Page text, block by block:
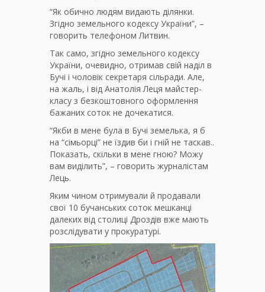
“Як обично людям видають ділянки.
Згідно земельного кодексу України”, –
говорить телефоном Литвин.
Так само, згідно земельного кодексу
України, очевидно, отримав свій наділ в
Бучі і чоловік секретаря сільради. Але,
на жаль, і від Анатолія Леця майстер-
класу з безкоштовного оформлення
бажаних соток не дочекатися.
“Якби в мене була в Бучі земелька, я б
на “сімьорці” не їздив би і гній не таскав..
Показать, скільки в мене гною? Можу
вам виділить”, – говорить журналістам
Лець.
Яким чином отримували й продавали
свої 10 бучанських соток мешканці
далеких від столиці Дроздів вже мають
розслідувати у прокуратурі.